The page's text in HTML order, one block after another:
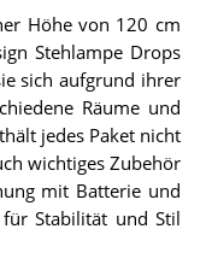
Höhe von 120 cm
Stehlampe Drops
sich aufgrund ihrer
Räume und
jedes Paket nicht
wichtiges Zubehör
mit Batterie und
Stabilität und Stil